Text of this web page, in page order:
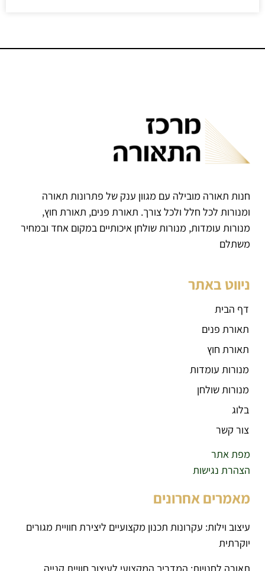
חנות תאורה מובילה עם מגוון ענק של פתרונות תאורה
ומנורות לכל חלל ולכל צורך. תאורת פנים, תאורת חוץ,
מנורות עומדות, מנורות שולחן איכותיים במקום אחד ובמחיר
משתלם
ניווט באתר
דף הבית
תאורת פנים
תאורת חוץ
מנורות עומדות
מנורות שולחן
בלוג
צור קשר
מפת אתר
הצהרת נגישות
מאמרים אחרונים
עיצוב וילות: עקרונות תכנון מקצועיים ליצירת חוויית מגורים
יוקרתית
תאורה לחנויות: המדריך המקצועי לעיצוב חוויית קנייה